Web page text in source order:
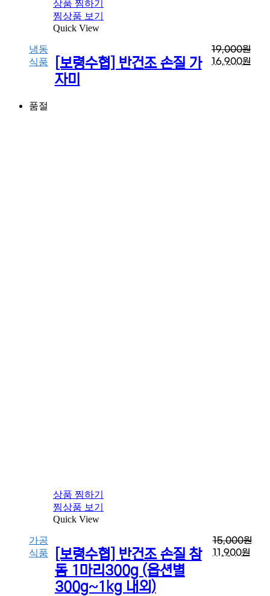
상품 찜하기
찜상품 보기
Quick View
냉동
식품
[보령수협] 반건조 손질 가
자미
19,000원
16,900원
품절
상품 찜하기
찜상품 보기
Quick View
가공
식품
[보령수협] 반건조 손질 참
돔 1마리300g (옵션별
300g~1kg 내외)
15,000원
11,900원